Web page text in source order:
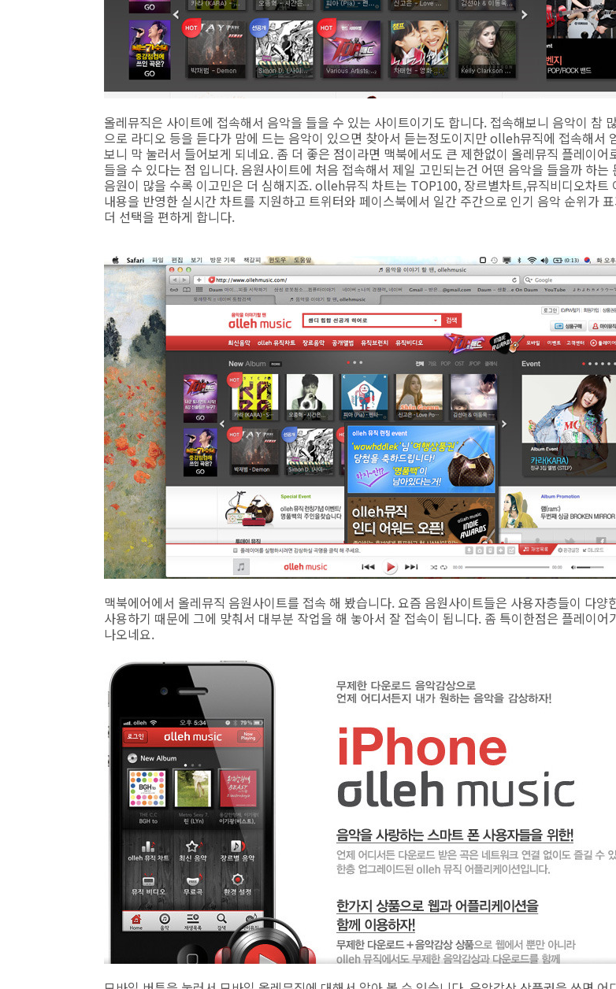
올레뮤직은 사이트에 접속해서 음악을 들을 수 있는 사이트이기도 합니다. 접속해보니 음악이 참
으로 라디오 등을 듣다가 맘에 드는 음악이 있으면 찾아서 듣는정도이지만 olleh뮤직에 접속해서
보니 막 눌러서 들어보게 되네요. 좀 더 좋은 점이라면 맥북에서도 큰 제한없이 올레뮤직 플레이어
들을 수 있다는 점 입니다. 음원사이트에 처음 접속해서 제일 고민되는건 어떤 음악을 들을까 하는
음원이 많을 수록 이고민은 더 심해지죠. olleh뮤직 차트는 TOP100, 장르별차트,뮤직비디오차트
내용을 반영한 실시간 차트를 지원하고 트위터와 페이스북에서 일간 주간으로 인기 음악 순위가
더 선택을 편하게 합니다.
맥북에어에서 올레뮤직 음원사이트를 접속 해 봤습니다. 요즘 음원사이트들은 사용자층들이 다양
사용하기 때문에 그에 맞춰서 대부분 작업을 해 놓아서 잘 접속이 됩니다. 좀 특이한점은 플레이어
나오네요.